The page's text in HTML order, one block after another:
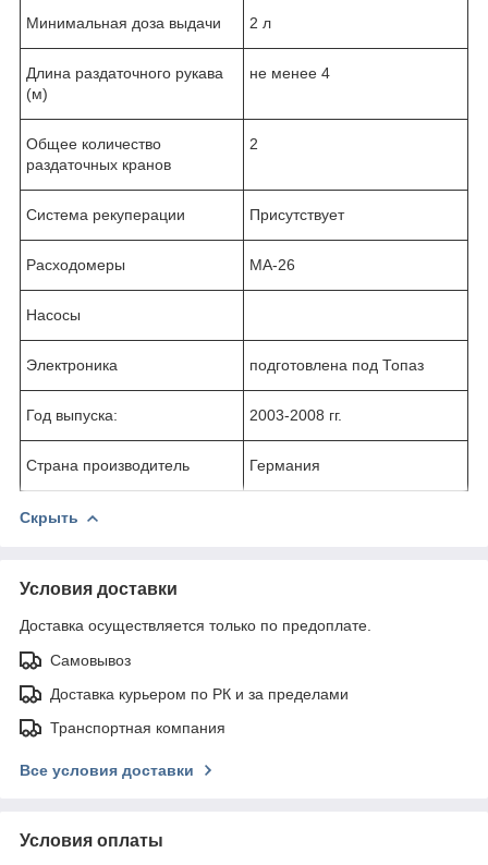
Минимальная доза выдачи 2 л
Длина раздаточного рукава
(м)
не менее 4
Общее количество
раздаточных кранов
2
Система рекуперации Присутствует
Расходомеры MA-26
Насосы
Электроника подготовлена под Топаз
Год выпуска: 2003-2008 гг.
Страна производитель Германия
Скрыть
Условия доставки
Доставка осуществляется только по предоплате.
Самовывоз
Доставка курьером по РК и за пределами
Транспортная компания
Все условия доставки
Условия оплаты